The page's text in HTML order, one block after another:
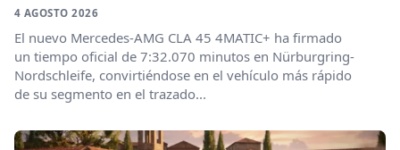
4 AGOSTO 2026
El nuevo Mercedes-AMG CLA 45 4MATIC+ ha firmado
un tiempo oficial de 7:32.070 minutos en Nürburgring-
Nordschleife, convirtiéndose en el vehículo más rápido
de su segmento en el trazado...